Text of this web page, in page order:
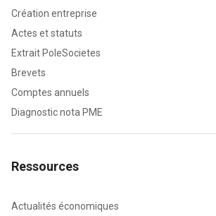
Création entreprise
Actes et statuts
Extrait PoleSocietes
Brevets
Comptes annuels
Diagnostic nota PME
Ressources
Actualités économiques